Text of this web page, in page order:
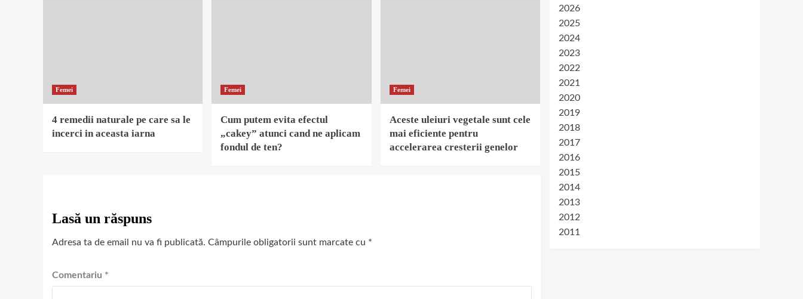
Femei
4 remedii naturale pe care sa le
incerci in aceasta iarna
Femei
Cum putem evita efectul
„cakey” atunci cand ne aplicam
fondul de ten?
Femei
Aceste uleiuri vegetale sunt cele
mai eficiente pentru
accelerarea cresterii genelor
Lasă un răspuns
Adresa ta de email nu va fi publicată. Câmpurile obligatorii sunt marcate cu *
Comentariu *
2026
2025
2024
2023
2022
2021
2020
2019
2018
2017
2016
2015
2014
2013
2012
2011